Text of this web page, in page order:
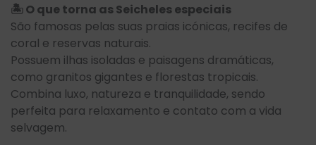
🏝️ O que torna as Seicheles especiais
São famosas pelas suas praias icónicas, recifes de
coral e reservas naturais.
Possuem ilhas isoladas e paisagens dramáticas,
como granitos gigantes e florestas tropicais.
Combina luxo, natureza e tranquilidade, sendo
perfeita para relaxamento e contato com a vida
selvagem.